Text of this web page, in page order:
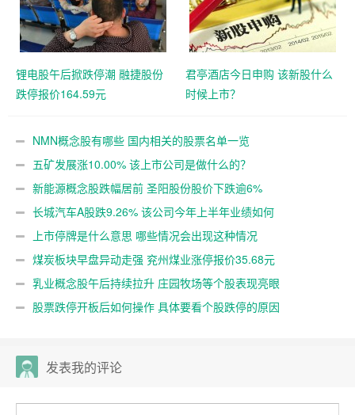
锂电股午后掀跌停潮 融捷股份
跌停报价164.59元
君亭酒店今日申购 该新股什么
时候上市？
NMN概念股有哪些 国内相关的股票名单一览
五矿发展涨10.00% 该上市公司是做什么的？
新能源概念股跌幅居前 圣阳股份股价下跌逾6%
长城汽车A股跌9.26% 该公司今年上半年业绩如何
上市停牌是什么意思 哪些情况会出现这种情况
煤炭板块早盘异动走强 兖州煤业涨停报价35.68元
乳业概念股午后持续拉升 庄园牧场等个股表现亮眼
股票跌停开板后如何操作 具体要看个股跌停的原因
发表我的评论